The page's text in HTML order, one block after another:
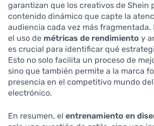
garantizan que los creativos de Shein
contenido dinámico que capte la
audiencia cada vez más fragmentada.
el uso de métricas de rendimiento y
es crucial para identificar qué
Esto no solo facilita un proceso de
sino que también permite a la marca
presencia en el competitivo mundo
electrónico.
En resumen, el entrenamiento en